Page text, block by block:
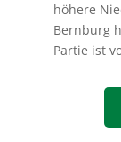
höhere
Bernburg
Partie ist